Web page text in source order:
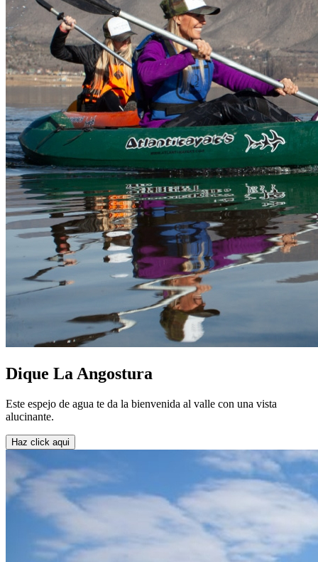
Dique La Angostura
Este espejo de agua te da la bienvenida al valle con una vista
alucinante.
Haz click aqui